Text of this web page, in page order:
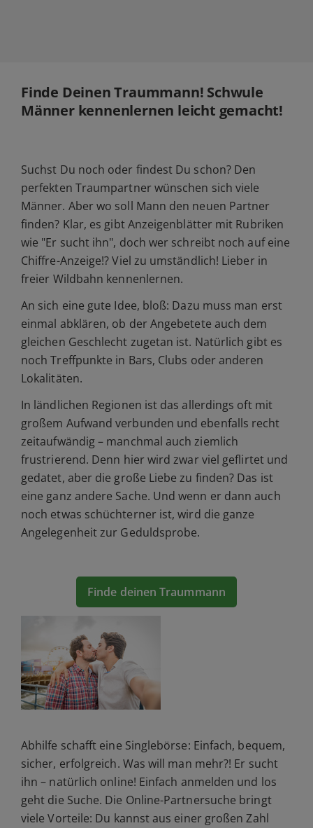
Finde Deinen Traummann! Schwule
Männer kennenlernen leicht gemacht!
Suchst Du noch oder findest Du schon? Den
perfekten Traumpartner wünschen sich viele
Männer. Aber wo soll Mann den neuen Partner
finden? Klar, es gibt Anzeigenblätter mit Rubriken
wie "Er sucht ihn", doch wer schreibt noch auf eine
Chiffre-Anzeige!? Viel zu umständlich! Lieber in
freier Wildbahn kennenlernen.
An sich eine gute Idee, bloß: Dazu muss man erst
einmal abklären, ob der Angebetete auch dem
gleichen Geschlecht zugetan ist. Natürlich gibt es
noch Treffpunkte in Bars, Clubs oder anderen
Lokalitäten.
In ländlichen Regionen ist das allerdings oft mit
großem Aufwand verbunden und ebenfalls recht
zeitaufwändig – manchmal auch ziemlich
frustrierend. Denn hier wird zwar viel geflirtet und
gedatet, aber die große Liebe zu finden? Das ist
eine ganz andere Sache. Und wenn er dann auch
noch etwas schüchterner ist, wird die ganze
Angelegenheit zur Geduldsprobe.
Finde deinen Traummann
Abhilfe schafft eine Singlebörse: Einfach, bequem,
sicher, erfolgreich. Was will man mehr?! Er sucht
ihn – natürlich online! Einfach anmelden und los
geht die Suche. Die Online-Partnersuche bringt
viele Vorteile: Du kannst aus einer großen Zahl